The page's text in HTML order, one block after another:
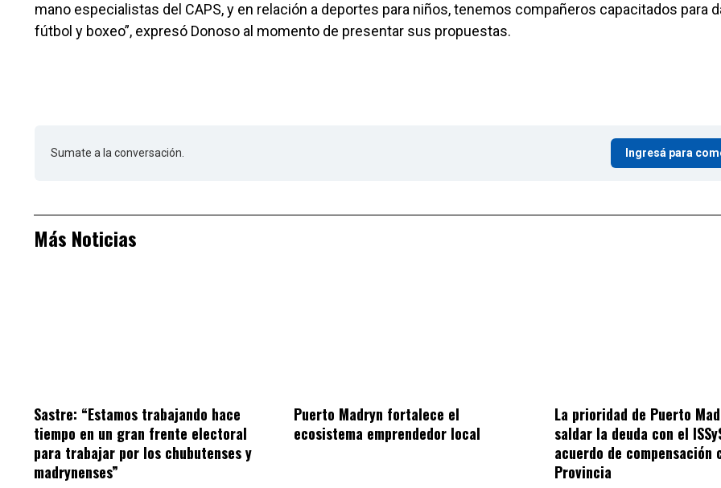
mano especialistas del CAPS, y en relación a deportes para niños, tenemos compañeros capacitados para
fútbol y boxeo”, expresó Donoso al momento de presentar sus propuestas.
Sumate a la conversación. Ingresá para
Más Noticias
Sastre: “Estamos trabajando hace
tiempo en un gran frente electoral
para trabajar por los chubutenses y
madrynenses”
Puerto Madryn fortalece el
ecosistema emprendedor local
La prioridad de Puerto
saldar la deuda con el
acuerdo de compensación
Provincia